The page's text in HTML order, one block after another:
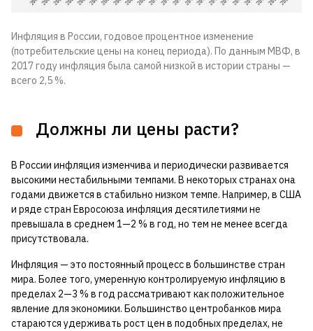
Инфляция в России, годовое процентное изменение
(потребительские цены на конец периода). По данным МВФ, в
2017 году инфляция была самой низкой в истории страны —
всего 2,5 %.
Должны ли цены расти?
В России инфляция изменчива и периодически развивается
высокими нестабильными темпами. В некоторых странах она
годами движется в стабильно низком темпе. Например, в США
и ряде стран Евросоюза инфляция десятилетиями не
превышала в среднем 1—2 % в год, но тем не менее всегда
присутствовала.
Инфляция — это постоянный процесс в большинстве стран
мира. Более того, умеренную контролируемую инфляцию в
пределах 2—3 % в год рассматривают как положительное
явление для экономики. Большинство центробанков мира
стараются удерживать рост цен в подобных пределах, не